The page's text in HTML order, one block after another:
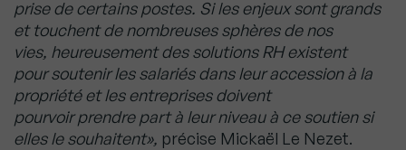
prise de certains postes. Si les enjeux sont grands
et touchent de nombreuses sphères de nos
vies, heureusement des solutions RH existent
pour soutenir les salariés dans leur accession à la
propriété et les entreprises doivent
pourvoir prendre part à leur niveau à ce soutien si
elles le souhaitent», précise Mickaël Le Nezet.